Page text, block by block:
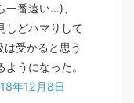
一番遠い…)、
しどハマりして
受かると思う
うになった。
年12月8日